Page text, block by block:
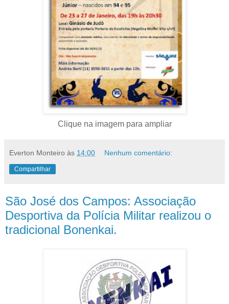
Clique na imagem para ampliar
Everton Monteiro às 14:00 Nenhum comentário:
Compartilhar
São José dos Campos: Associação
Desportiva da Polícia Militar realizou o
tradicional Bonenkai.